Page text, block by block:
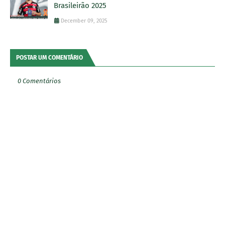
Brasileirão 2025
December 09, 2025
POSTAR UM COMENTÁRIO
0 Comentários